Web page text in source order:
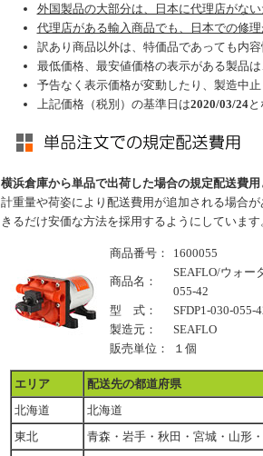
外国製品の大部分は、日本に代理店がな
代理店がある輸入商品でも、日本での修
訳あり商品以外は、特価品であっても内
最低価格、最安値価格の表示がある製品
予告なく表示価格が変動したり、製造中
上記価格（税別）の基準日は2020/03/24と
横浜倉庫から単品で出荷した場合の規定配送費用
計重量や荷姿により配送費用が追加される場合
きるだけ安価な方法を採用するようにしています
商品番号： 1600055
商品名：
SEAFLO/ウォー
055-42
型 式：
SFDP1-030-055-
製造元：
SEAFLO
販売単位：
１個
エリア
配送先の都道府県
北海道
北海道
東北
青森・岩手・秋田・宮城・山形